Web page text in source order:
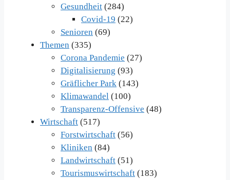
Gesundheit (284)
Covid-19 (22)
Senioren (69)
Themen (335)
Corona Pandemie (27)
Digitalisierung (93)
Gräflicher Park (143)
Klimawandel (100)
Transparenz-Offensive (48)
Wirtschaft (517)
Forstwirtschaft (56)
Kliniken (84)
Landwirtschaft (51)
Tourismuswirtschaft (183)